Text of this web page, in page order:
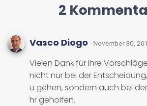
2
Vasco Diogo - November 30,
Vielen Dank für Ihre
nicht nur bei der
u gehen, sondern auch bei
hr geholfen.